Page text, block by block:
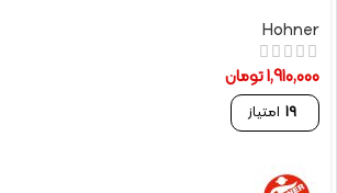
Hohner
1,910,000تومان
19 امتیاز